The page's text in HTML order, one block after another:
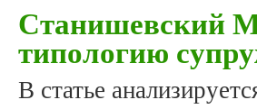
Станишевский
типологию
В статье